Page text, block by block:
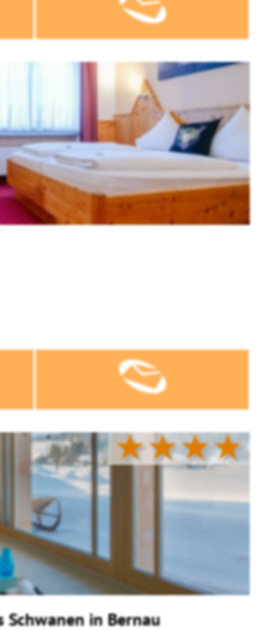
★★★★
in Bernau